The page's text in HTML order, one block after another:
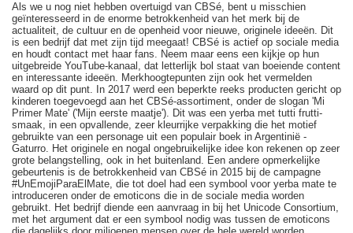
Als we u nog niet hebben overtuigd van CBSé, bent u misschien
geïnteresseerd in de enorme betrokkenheid van het merk bij de
actualiteit, de cultuur en de openheid voor nieuwe, originele ideeën. Dit
is een bedrijf dat met zijn tijd meegaat! CBSé is actief op sociale media
en houdt contact met haar fans. Neem maar eens een kijkje op hun
uitgebreide YouTube-kanaal, dat letterlijk bol staat van boeiende content
en interessante ideeën. Merkhoogtepunten zijn ook het vermelden
waard op dit punt. In 2017 werd een beperkte reeks producten gericht op
kinderen toegevoegd aan het CBSé-assortiment, onder de slogan 'Mi
Primer Mate' ('Mijn eerste maatje'). Dit was een yerba met tutti frutti-
smaak, in een opvallende, zeer kleurrijke verpakking die het motief
gebruikte van een personage uit een populair boek in Argentinië -
Gaturro. Het originele en nogal ongebruikelijke idee kon rekenen op zeer
grote belangstelling, ook in het buitenland. Een andere opmerkelijke
gebeurtenis is de betrokkenheid van CBSé in 2015 bij de campagne
#UnEmojiParaElMate, die tot doel had een symbool voor yerba mate te
introduceren onder de emoticons die in de sociale media worden
gebruikt. Het bedrijf diende een aanvraag in bij het Unicode Consortium,
met het argument dat er een symbool nodig was tussen de emoticons